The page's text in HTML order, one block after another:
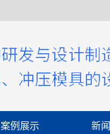
案例展示 新